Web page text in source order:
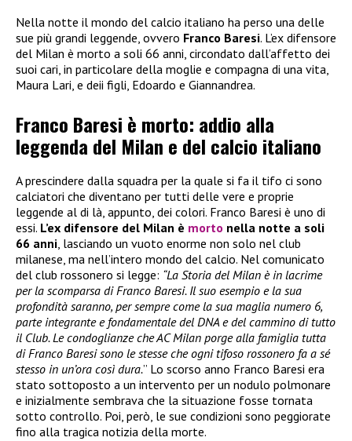
Nella notte il mondo del calcio italiano ha perso una delle
sue più grandi leggende, ovvero Franco Baresi. L’ex difensore
del Milan è morto a soli 66 anni, circondato dall’affetto dei
suoi cari, in particolare della moglie e compagna di una vita,
Maura Lari, e deii figli, Edoardo e Giannandrea.
Franco Baresi è morto: addio alla
leggenda del Milan e del calcio italiano
A prescindere dalla squadra per la quale si fa il tifo ci sono
calciatori che diventano per tutti delle vere e proprie
leggende al di là, appunto, dei colori. Franco Baresi è uno di
essi. L’ex difensore del Milan è morto nella notte a soli
66 anni, lasciando un vuoto enorme non solo nel club
milanese, ma nell’intero mondo del calcio. Nel comunicato
del club rossonero si legge: “La Storia del Milan è in lacrime
per la scomparsa di Franco Baresi. Il suo esempio e la sua
profondità saranno, per sempre come la sua maglia numero 6,
parte integrante e fondamentale del DNA e del cammino di tutto
il Club. Le condoglianze che AC Milan porge alla famiglia tutta
di Franco Baresi sono le stesse che ogni tifoso rossonero fa a sé
stesso in un’ora così dura.” Lo scorso anno Franco Baresi era
stato sottoposto a un intervento per un nodulo polmonare
e inizialmente sembrava che la situazione fosse tornata
sotto controllo. Poi, però, le sue condizioni sono peggiorate
fino alla tragica notizia della morte.